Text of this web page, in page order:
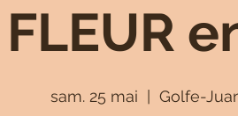
sam. 25 mai
  |
Golfe-